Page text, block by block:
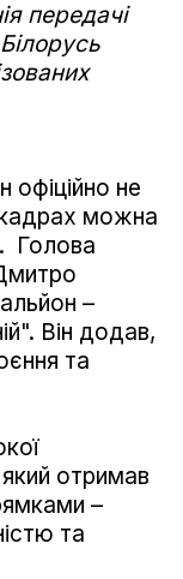
передачі
офіційно не
можна
Голова
–
Він додав,
та
отримав
–
та